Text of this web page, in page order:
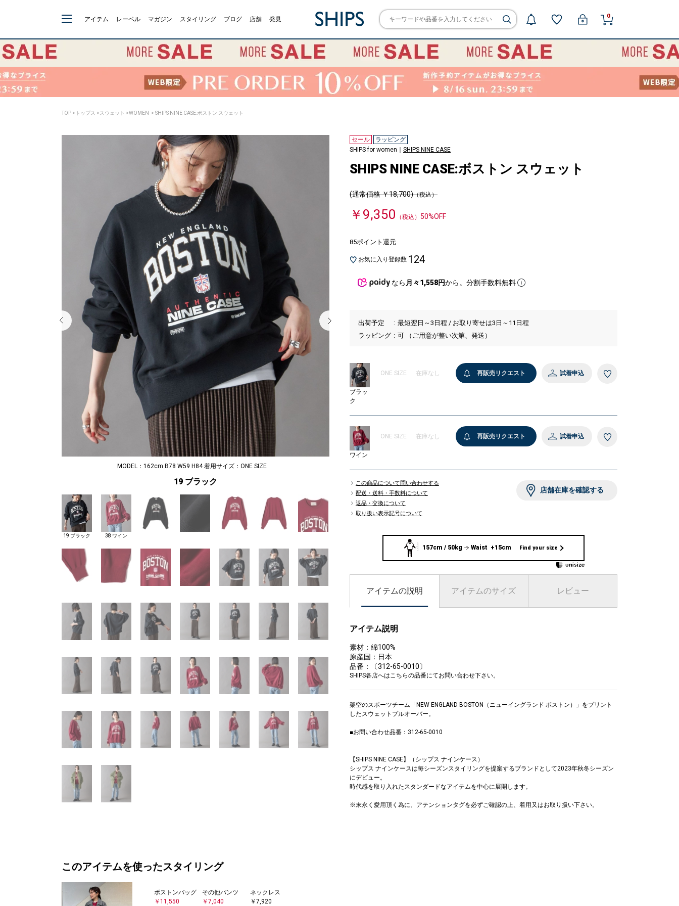
アイテム レーベル マガジン スタイリング ブログ 店舗 発見 0
TOP > トップス > スウェット >WOMEN > SHIPS NINE CASE:ボストン スウェット
MODEL：162cm B78 W59 H84 着用サイズ：ONE SIZE
19 ブラック
19 ブラック 38 ワイン
このアイテムを使ったスタイリング
ボストンバッグ
￥11,550
その他パンツ
￥7,040
ネックレス
￥7,920
セール
ラッピング
SHIPS for women｜ SHIPS NINE CASE
SHIPS NINE CASE:ボストン スウェット
(通常価格 ￥18,700)（税込）
￥9,350 （税込） 50%OFF
85ポイント還元
お気に入り登録数 124
なら 月々1,558円から。分割手数料無料
出荷予定
最短翌日～3日程 / お取り寄せは3日～11日程
ラッピング
可 （ご用意が整い次第、発送）
ブラッ
ク
ONE SIZE 在庫なし 再販売リクエスト 試着申込
ワイン
ONE SIZE 在庫なし 再販売リクエスト 試着申込
この商品について問い合わせする
配送・送料・手数料について
返品・交換について
取り扱い表示記号について
店舗在庫を確認する
157cm / 50kg Waist +15cm Find your size
アイテムの説明 アイテムのサイズ レビュー
アイテム説明
素材：綿100%
原産国：日本
品番：〔312-65-0010〕
SHIPS各店へはこちらの品番にてお問い合わせ下さい。
架空のスポーツチーム「NEW ENGLAND BOSTON（ニューイングランド ボストン）」をプリント
したスウェットプルオーバー。
■お問い合わせ品番：312-65-0010
【SHIPS NINE CASE】（シップス ナインケース）
シップス ナインケースは毎シーズンスタイリングを提案するブランドとして2023年秋冬シーズン
にデビュー。
時代感を取り入れたスタンダードなアイテムを中心に展開します。
※末永く愛用頂く為に、アテンションタグを必ずご確認の上、着用又はお取り扱い下さい。